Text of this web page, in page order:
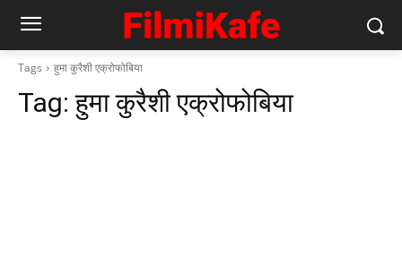
Tags हुमा कुरैशी एक्रोफोबिया
Tag:हुमा कुरैशी एक्रोफोबिया